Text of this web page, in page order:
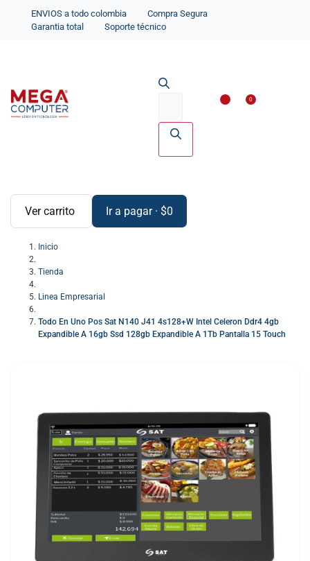
ENVIOS a todo colombia
Compra Segura
Garantia total
Soporte técnico
0
Ver carrito Ir a pagar · $0
Inicio
Tienda
Linea Empresarial
Todo En Uno Pos Sat N140 J41 4s128+W Intel Celeron Ddr4 4gb
Expandible A 16gb Ssd 128gb Expandible A 1Tb Pantalla 15 Touch